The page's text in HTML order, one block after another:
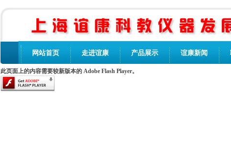
网站首页 走进谊康 产品展示 谊康新闻
此页面上的内容需要较新版本的 Adobe Flash Player。